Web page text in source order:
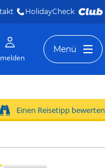
HolidayCheck
Menü
Einen Reisetipp bewerten